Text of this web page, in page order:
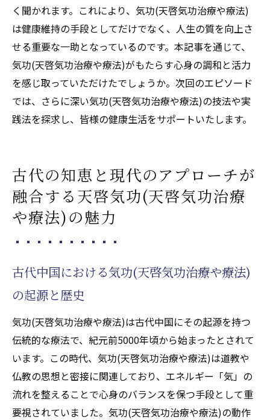
く聞かれます。これにより、気功(天啓気功治療や療法)
は健康維持の手段としてだけでなく、人生の質を向上さ
せる重要な一助となっているのです。本記事を通じて、
気功(天啓気功治療や療法)がもたらす心身の調和と活力
を感じ取っていただけたでしょうか。次回のエピソード
では、さらに深い気功(天啓気功治療や療法)の技法や実
践法を探求し、皆様の健康生活をサポートいたします。
古代の知恵と現代のアプローチが
融合する天啓気功(天啓気功治療
や療法)の魅力
古代中国における気功(天啓気功治療や療法)
の起源と歴史
気功(天啓気功治療や療法)は古代中国にその起源を持つ
伝統的な療法で、紀元前5000年頃から始まったとされて
います。この時代、気功(天啓気功治療や療法)は道教や
仏教の思想と密接に関連しており、エネルギー「気」の
流れを整えることで心身のバランスを保つ手段として重
要視されていました。気功(天啓気功治療や療法)の動作